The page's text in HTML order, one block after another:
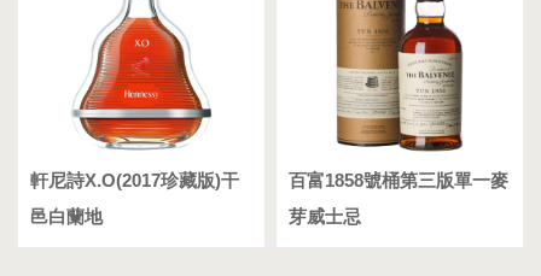
軒尼詩X.O(2017珍藏版)干
邑白蘭地
百富1858號桶第三版單一麥
芽威士忌